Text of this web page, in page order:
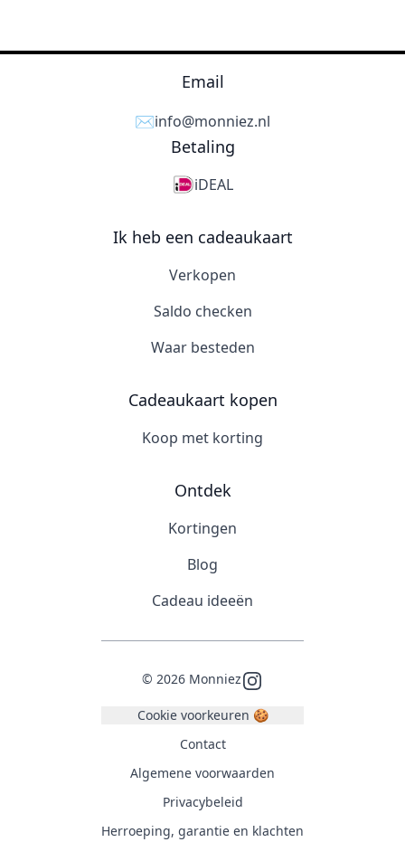
Email
✉️info@monniez.nl
Betaling
iDEAL
Ik heb een cadeaukaart
Verkopen
Saldo checken
Waar besteden
Cadeaukaart kopen
Koop met korting
Ontdek
Kortingen
Blog
Cadeau ideeën
© 2026 MonniezInstagram
Cookie voorkeuren 🍪
Contact
Algemene voorwaarden
Privacybeleid
Herroeping, garantie en klachten